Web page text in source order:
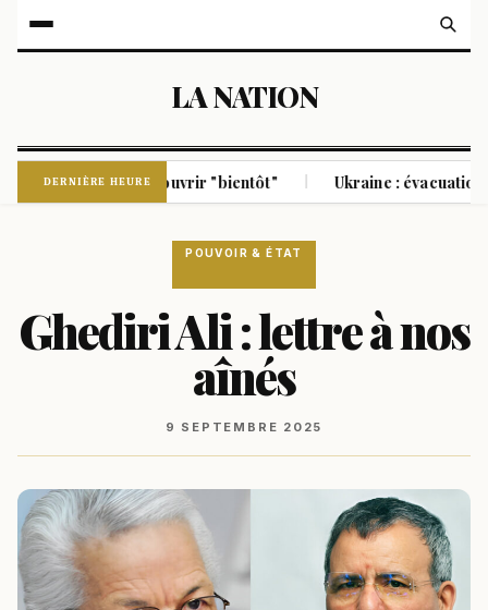
LA NATION
DERNIÈRE HEURE
pourrait rouvrir "bientôt" | Ukraine : évacuation à
POUVOIR & ÉTAT
Ghediri Ali : lettre à nos
aînés
9 SEPTEMBRE 2025